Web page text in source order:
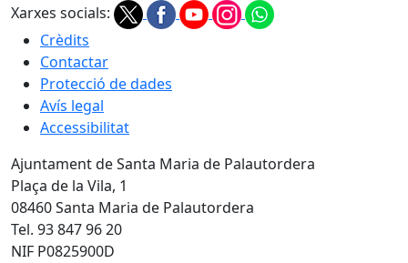
Xarxes socials:
Crèdits
Contactar
Protecció de dades
Avís legal
Accessibilitat
Ajuntament de Santa Maria de Palautordera
Plaça de la Vila, 1
08460 Santa Maria de Palautordera
Tel. 93 847 96 20
NIF P0825900D